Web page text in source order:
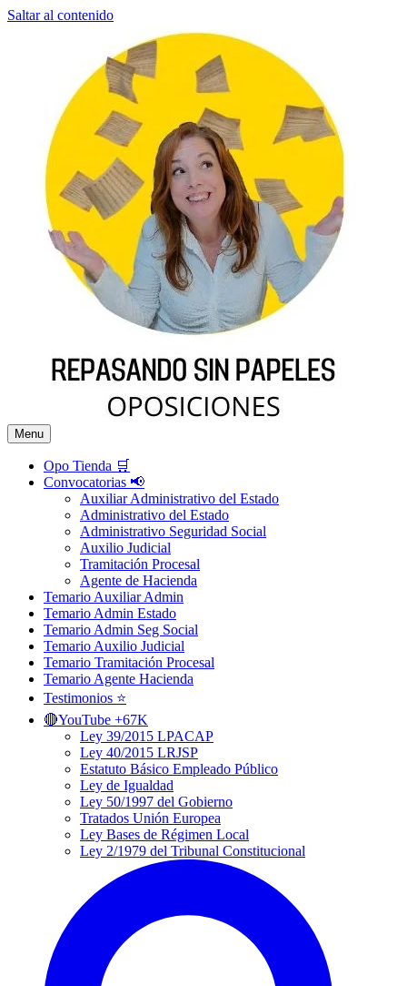
Saltar al contenido
Menu
Opo Tienda 🛒
Convocatorias 📢
Auxiliar Administrativo del Estado
Administrativo del Estado
Administrativo Seguridad Social
Auxilio Judicial
Tramitación Procesal
Agente de Hacienda
Temario Auxiliar Admin
Temario Admin Estado
Temario Admin Seg Social
Temario Auxilio Judicial
Temario Tramitación Procesal
Temario Agente Hacienda
Testimonios ⭐️
🔴YouTube +67K
Ley 39/2015 LPACAP
Ley 40/2015 LRJSP
Estatuto Básico Empleado Público
Ley de Igualdad
Ley 50/1997 del Gobierno
Tratados Unión Europea
Ley Bases de Régimen Local
Ley 2/1979 del Tribunal Constitucional